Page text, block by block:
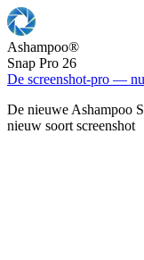
Ashampoo®
Snap Pro 26
De screenshot-pro —
De nieuwe Ashampoo
nieuw soort screenshot